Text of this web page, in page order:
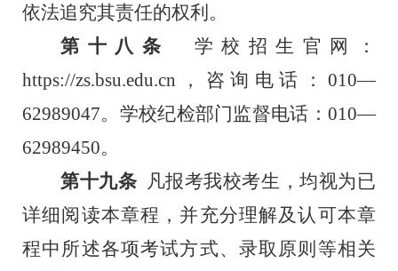
依法追究其责任的权利。
第十八条
学校招生官网：
https://zs.bsu.edu.cn ，咨询电话： 010—
62989047。学校纪检部门监督电话：010—
62989450。
第十九条 凡报考我校考生，均视为已
详细阅读本章程，并充分理解及认可本章
程中所述各项考试方式、录取原则等相关